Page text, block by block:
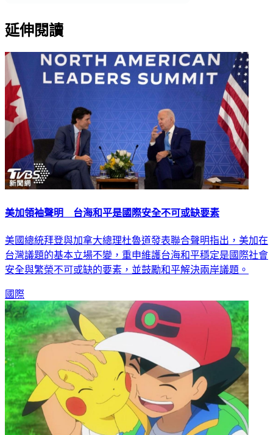
延伸閱讀
美加領袖聲明 台海和平是國際安全不可或缺要素
美國總統拜登與加拿大總理杜魯道發表聯合聲明指出，美加在
台灣議題的基本立場不變，重申維護台海和平穩定是國際社會
安全與繁榮不可或缺的要素，並鼓勵和平解決兩岸議題。
國際